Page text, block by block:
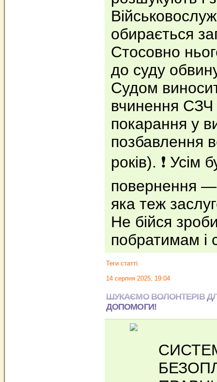
обирається
Стосовно
до суду
Судом
вчинення
покарання у
позбавлення
років). ❗️
повернення —
яка теж
Не бійся
побратимам і
Теги статті:
14 серпня 2025, 19:04
ШУКАЄМО ВОЛОНТЕРІВ
ДОПОМОГИ!